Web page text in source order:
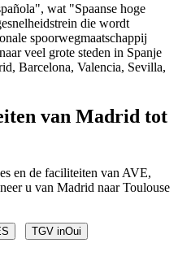
wat "Spaanse hoge
die wordt
spoorwegmaatschappij
veel grote steden in Spanje
Barcelona, Valencia, Sevilla,
van Madrid tot
en de faciliteiten van AVE,
u van Madrid naar Toulouse
TGV inOui